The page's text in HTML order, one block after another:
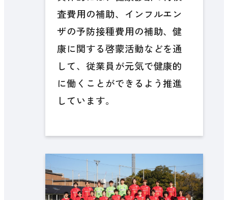
査費用の補助、インフルエン
ザの予防接種費用の補助、健
康に関する啓蒙活動などを通
して、従業員が元気で健康的
に働くことができるよう推進
しています。